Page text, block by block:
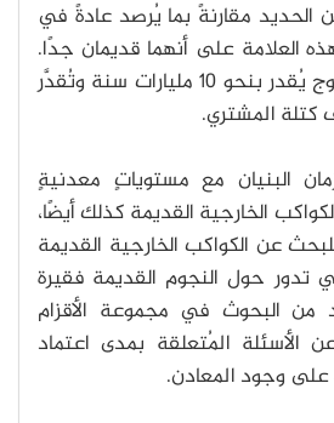
الحديد مقارنةً بما يُرصد عادةً في
هذه العلامة على أنهما قديمان جدًا.
ذكرت ناسا أن عمر الزوج يُقدر بنحو 10 مليارات سنة وتُقدَّر
البنيان مع مستوياتٍ معدنيةٍ
الخارجية القديمة كذلك أيضًا،
عن الكواكب الخارجية القديمة
تدور حول النجوم القديمة فقيرة
من البحوث في مجموعة الأقزام
الأسئلة المُتعلقة بمدى اعتماد
على وجود المعادن.